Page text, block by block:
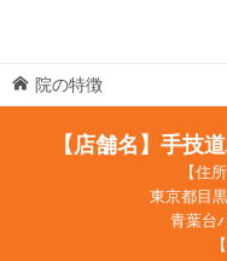
院の特徴
【店舗名】手技
【住
東京都目
青葉台